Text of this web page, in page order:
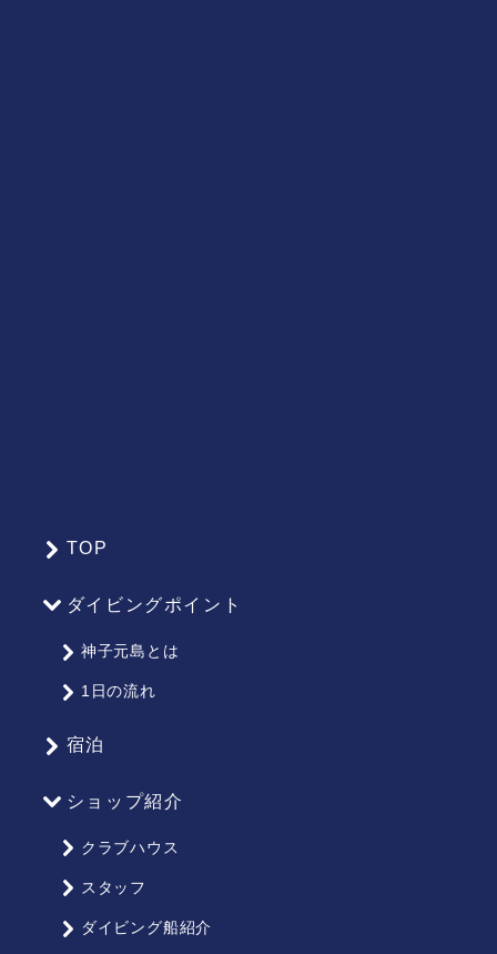
TOP
ダイビングポイント
神子元島とは
1日の流れ
宿泊
ショップ紹介
クラブハウス
スタッフ
ダイビング船紹介